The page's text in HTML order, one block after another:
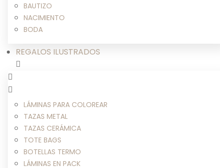
BAUTIZO
NACIMIENTO
BODA
REGALOS ILUSTRADOS
LÁMINAS PARA COLOREAR
TAZAS METAL
TAZAS CERÁMICA
TOTE BAGS
BOTELLAS TERMO
LÁMINAS EN PACK